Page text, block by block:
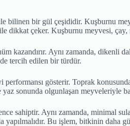
bilinen bir gül çeşididir. Kuşburnu
dikkat çeker. Kuşburnu meyvesi, çay,
kazandırır. Aynı zamanda, dikenli
tercih edilen bir türdür.
gösterir. Toprak
sonunda olgunlaşan meyveleriyle
sahiptir. Aynı zamanda, minimal
Bu işlem, bitkinin daha